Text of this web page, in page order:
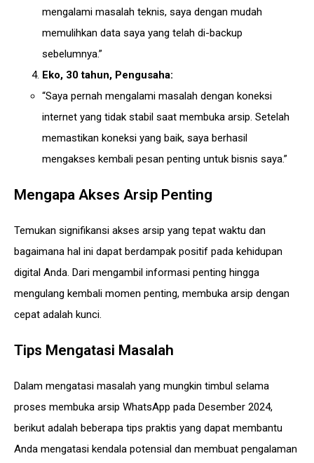
mengalami masalah teknis, saya dengan mudah
memulihkan data saya yang telah di-backup
sebelumnya.”
Eko, 30 tahun, Pengusaha:
“Saya pernah mengalami masalah dengan koneksi
internet yang tidak stabil saat membuka arsip. Setelah
memastikan koneksi yang baik, saya berhasil
mengakses kembali pesan penting untuk bisnis saya.”
Mengapa Akses Arsip Penting
Temukan signifikansi akses arsip yang tepat waktu dan
bagaimana hal ini dapat berdampak positif pada kehidupan
digital Anda. Dari mengambil informasi penting hingga
mengulang kembali momen penting, membuka arsip dengan
cepat adalah kunci.
Tips Mengatasi Masalah
Dalam mengatasi masalah yang mungkin timbul selama
proses membuka arsip WhatsApp pada Desember 2024,
berikut adalah beberapa tips praktis yang dapat membantu
Anda mengatasi kendala potensial dan membuat pengalaman